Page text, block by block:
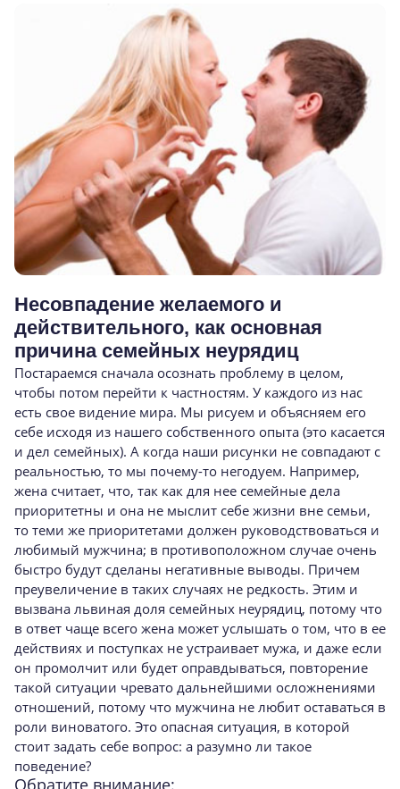
Несовпадение желаемого и
действительного, как основная
причина семейных неурядиц
Постараемся сначала осознать проблему в це­лом,
чтобы потом перейти к частностям. У каж­дого из нас
есть свое видение мира. Мы рисуем и объясняем его
себе исходя из нашего собствен­ного опыта (это касается
и дел семейных). А ког­да наши рисунки не совпадают с
реальностью, то мы почему-то негодуем. Например,
жена счита­ет, что, так как для нее семейные дела
приори­тетны и она не мыслит себе жизни вне семьи,
то теми же приоритетами должен руководствовать­ся и
любимый мужчина; в противоположном случае очень
быстро будут сделаны негативные выводы. Причем
преувеличение в таких случаях не редкость. Этим и
вызвана львиная доля се­мейных неурядиц, потому что
в ответ чаще всего жена может услышать о том, что в ее
действиях и поступках не устраивает мужа, и даже если
он промолчит или будет оправдываться, повторе­ние
такой ситуации чревато дальнейшими ос­ложнениями
отношений, потому что мужчина не любит оставаться в
роли виноватого. Это опас­ная ситуация, в которой
стоит задать себе воп­рос: а разумно ли такое
поведение?